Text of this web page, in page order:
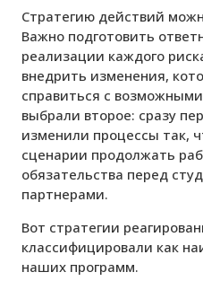
Стратегию действий
Важно подготовить
реализации каждого
внедрить изменения,
справиться с
выбрали второе: сразу
изменили процессы так,
сценарии продолжать
обязательства перед
партнерами.
Вот стратегии
классифицировали как
наших программ.